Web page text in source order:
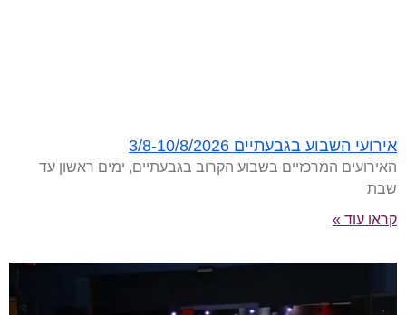
אירועי השבוע בגבעתיים 3/8-10/8/2026
האירועים המרכזיים בשבוע הקרוב בגבעתיים, ימים ראשון עד
שבת
קראו עוד »